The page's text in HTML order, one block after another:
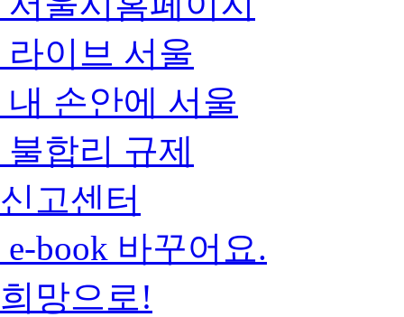
라이브 서울
내 손안에 서울
불합리 규제
신고센터
e-book 바꾸어요.
희망으로!